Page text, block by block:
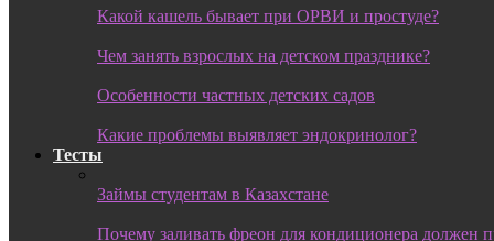
Какой кашель бывает при ОРВИ и простуде?
Чем занять взрослых на детском празднике?
Особенности частных детских садов
Какие проблемы выявляет эндокринолог?
Тесты
Займы студентам в Казахстане
Почему заливать фреон для кондиционера должен